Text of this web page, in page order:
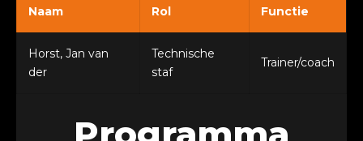
Naam Rol Functie
Horst, Jan van
der
Technische
staf
Trainer/coach